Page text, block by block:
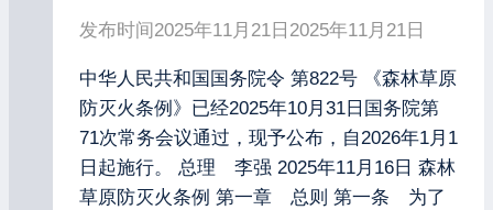
发布时间2025年11月21日 2025年11月21日
中华人民共和国国务院令 第822号 《森林草原
防灭火条例》已经2025年10月31日国务院第
71次常务会议通过，现予公布，自2026年1月1
日起施行。 总理 李强 2025年11月16日 森林
草原防灭火条例 第一章 总则 第一条 为了